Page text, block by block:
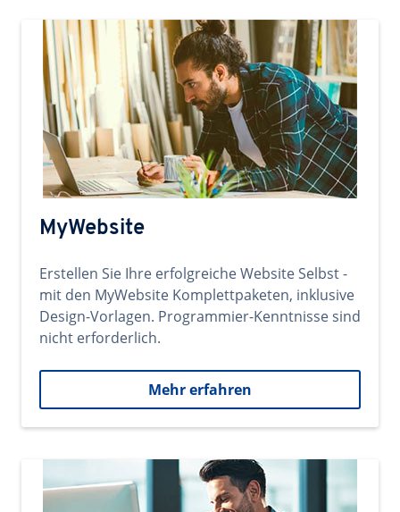
MyWebsite
Erstellen Sie Ihre erfolgreiche Website Selbst -
mit den MyWebsite Komplettpaketen, inklusive
Design-Vorlagen. Programmier-Kenntnisse sind
nicht erforderlich.
Mehr erfahren